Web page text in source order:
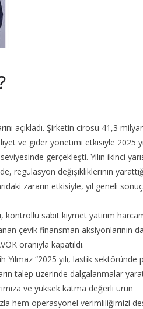
açıkladı. Şirketin cirosu 41,3
ve gider yönetimi etkisiyle 2025
gerçekleşti. Yılın ikinci
regülasyon değişikliklerinin
zararın etkisiyle, yıl geneli
sabit kıymet yatırım
çevik finansman aksiyonlarının
oranıyla kapatıldı.
Yılmaz “2025 yılı, lastik sektöründe
talep üzerinde dalgalanmalar
ve yüksek katma değerli ürün
hem operasyonel verimliliğimizi